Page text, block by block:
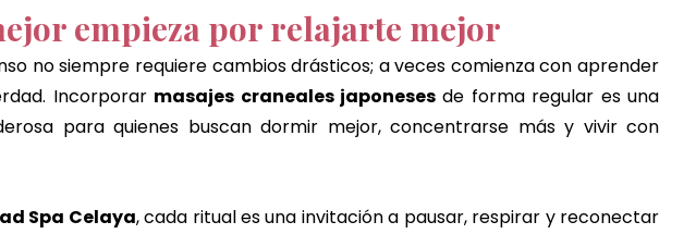
empieza por relajarte mejor
no siempre requiere cambios drásticos; a veces comienza con aprender
Incorporar masajes craneales japoneses de forma regular es una
para quienes buscan dormir mejor, concentrarse más y vivir con
Spa Celaya, cada ritual es una invitación a pausar, respirar y reconectar